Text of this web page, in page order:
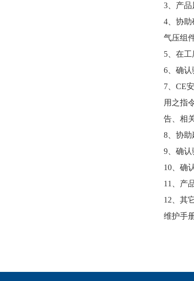
3、产品
4、协
气压组
5、在
6、确认
7、CE
用之指
告、相
8、协助
9、确认
10、确
11、产
12、其
维护手